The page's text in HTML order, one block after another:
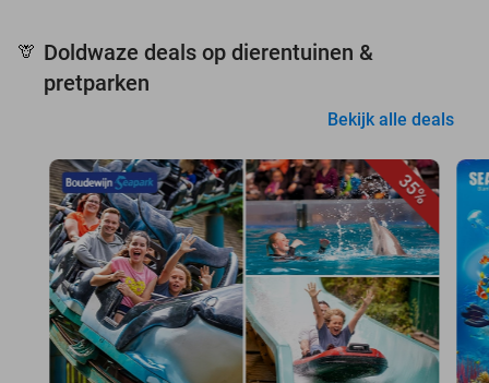
🦒 Doldwaze deals op dierentuinen &
pretparken
Bekijk alle deals
35%